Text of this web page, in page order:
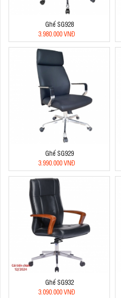
Ghế SG928
3.980.000 VNĐ
Ghế SG929
3.990.000 VNĐ
Ghế SG932
3.090.000 VNĐ